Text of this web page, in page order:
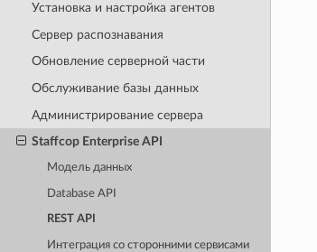
Установка и настройка агентов
Cервер распознавания
Обновление серверной части
Обслуживание базы данных
Администрирование сервера
Staffcop Enterprise API
Модель данных
Database API
REST API
Интеграция со сторонними сервисами